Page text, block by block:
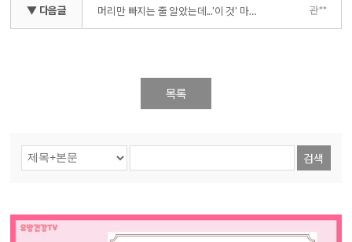
▼ 다음글 머리만 빠지는 줄 알았는데...'이 것' 마저!! 관**
목록
검색